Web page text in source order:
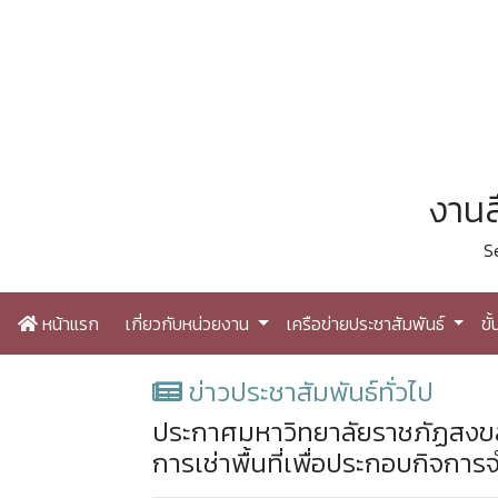
งา
หน้าแรก เกี่ยวกับหน่วยงาน เครือข่ายประชาสัมพันธ์ ขั้
ข่าวประชาสัมพันธ์ทั่วไป
ประกาศมหาวิทยาลัยราชภัฏสง
การเช่าพื้นที่เพื่อประกอบกิจกา